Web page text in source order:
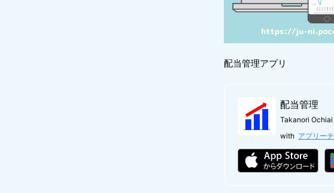
配当管理アプリ
配当管理
Takanori Ochiai
with アプリーチ